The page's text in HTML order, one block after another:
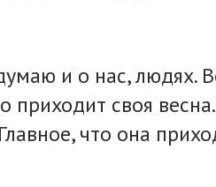
и о нас, людях.
приходит своя
что она